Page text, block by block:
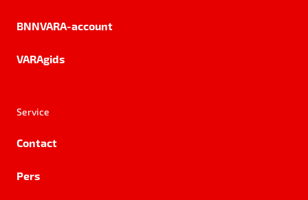
BNNVARA-account
VARAgids
Service
Contact
Pers